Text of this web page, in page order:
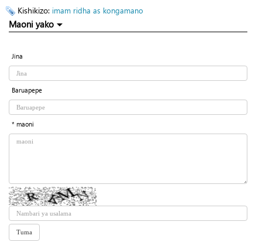
Kishikizo: imam ridha as kongamano
Maoni yako
Jina
Baruapepe
* maoni